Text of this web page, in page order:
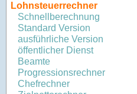
Lohnsteuerrechner
Schnellberechnung
Standard Version
ausführliche Version
öffentlicher Dienst
Beamte
Progressionsrechner
Chefrechner